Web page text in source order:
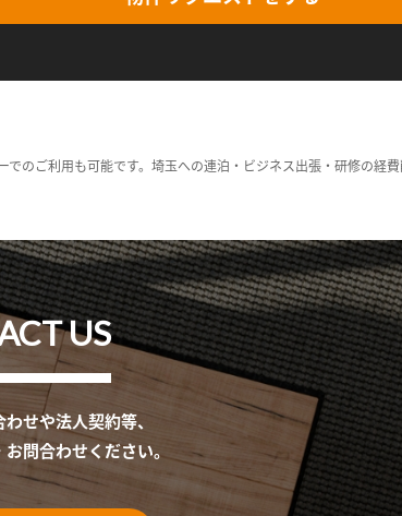
のご利用も可能です。埼玉への連泊・ビジネス出張・研修の経
US
せや法人契約等、
問合わせください。